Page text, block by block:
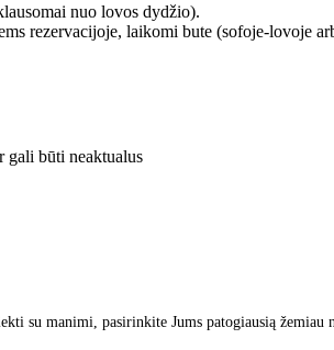
nuo lovos dydžio).
rezervacijoje, laikomi bute (sofoje-lovoje
gali būti neaktualus
su manimi, pasirinkite Jums patogiausią žemiau